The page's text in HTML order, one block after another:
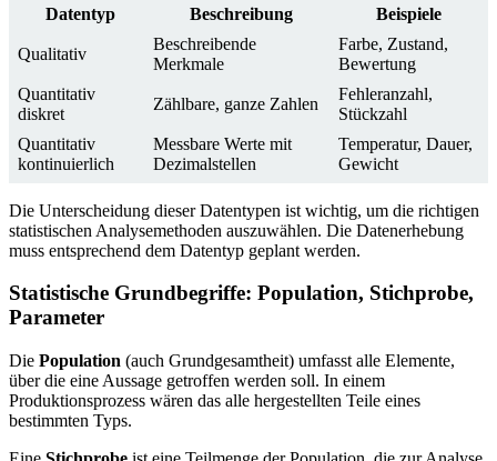
Datentyp Beschreibung Beispiele
Qualitativ
Beschreibende
Merkmale
Farbe, Zustand,
Bewertung
Quantitativ
diskret
Zählbare, ganze Zahlen
Fehleranzahl,
Stückzahl
Quantitativ
kontinuierlich
Messbare Werte mit
Dezimalstellen
Temperatur, Dauer,
Gewicht
Die Unterscheidung dieser Datentypen ist wichtig, um die richtigen
statistischen Analysemethoden auszuwählen. Die Datenerhebung
muss entsprechend dem Datentyp geplant werden.
Statistische Grundbegriffe: Population, Stichprobe,
Parameter
Die Population (auch Grundgesamtheit) umfasst alle Elemente,
über die eine Aussage getroffen werden soll. In einem
Produktionsprozess wären das alle hergestellten Teile eines
bestimmten Typs.